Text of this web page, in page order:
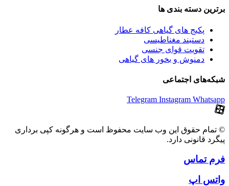
برترین‌ دسته بندی ها
پکیج های گیاهی کافه عطار
دستبند مغناطیسی
تقویت قوای جنسی
دمنوش و بخور های گیاهی
شبکه‌های اجتماعی
Telegram Instagram Whatsapp
© تمام حقوق این وب سایت محفوظ است و هرگونه کپی برداری
پیگرد قانونی دارد.
فرم تماس
واتس اپ